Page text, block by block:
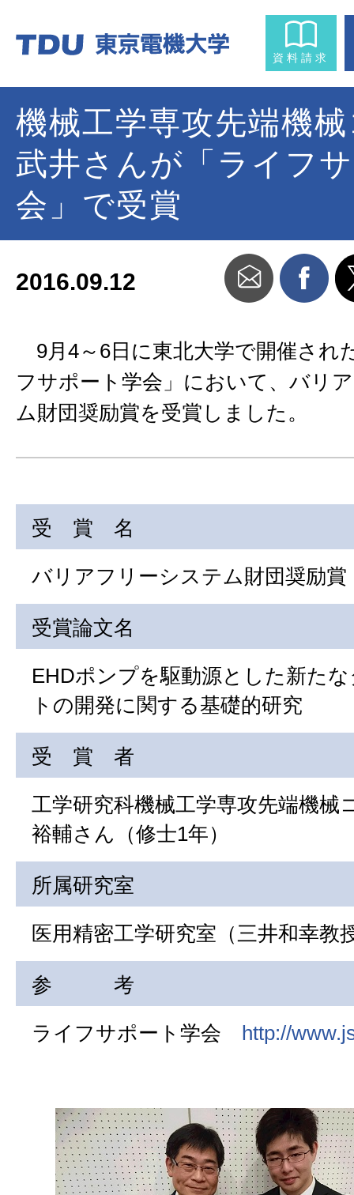
資料請求
機械工学専攻先端機
武井さんが「ライフ
会」で受賞
2016.09.12
9月4～6日に東北大学で開催され
フサポート学会」において、バリ
ム財団奨励賞を受賞しました。
受 賞 名
バリアフリーシステム財団奨励賞
受賞論文名
EHDポンプを駆動源とした新た
トの開発に関する基礎的研究
受 賞 者
工学研究科機械工学専攻先端機
裕輔さん（修士1年）
所属研究室
医用精密工学研究室（三井和幸教
参 考
ライフサポート学会 http://